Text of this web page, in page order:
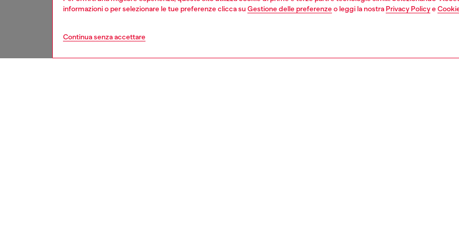
informazioni o per selezionare le tue preferenze clicca su Gestione delle preferenzeo leggi la nostra Privacy Policye
Continua senza accettare